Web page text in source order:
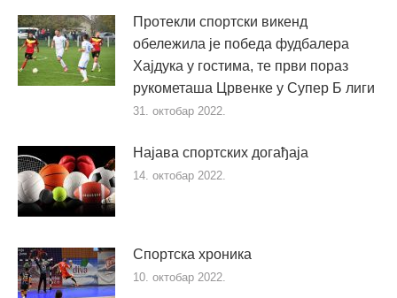
Протекли спортски викенд
обележила је победа фудбалера
Хајдука у гостима, те први пораз
рукометаша Црвенке у Супер Б лиги
31. октобар 2022.
Најава спортских догађаја
14. октобар 2022.
Спортска хроника
10. октобар 2022.